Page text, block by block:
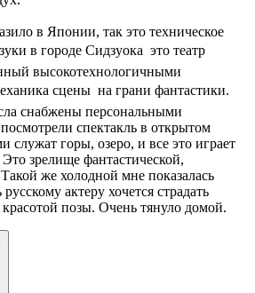
в Японии, так это техническое
в городе Сидзуока  это театр
высокотехнологичными
сцены  на грани фантастики.
снабжены персональными
спектакль в открытом
служат горы, озеро, и все это играет
зрелище фантастической,
же холодной мне показалась
актеру хочется страдать
красотой позы. Очень тянуло домой.